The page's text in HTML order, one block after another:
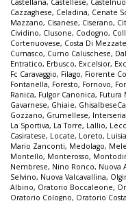
Castellana, Castellese,
Cazzaghese, Celadina, Cenate
Mazzano, Cisanese, Ciserano,
Cividino, Clusone, Codogno,
Cortenuovese, Costa Di Mezzate
Curnasco, Curno Caluschese,
Entratico, Erbusco, Excelsior,
Fc Caravaggio, Filago, Fiorente
Fontanella, Foresto, Fornovo,
Ranica, Fulgor Canonica, Futura
Gavarnese, Ghiaie,
Gozzano, Grumellese,
La Sportiva, La Torre, Lallio,
Casiratese, Locate, Loreto,
Mario Zanconti, Medolago,
Montello, Monterosso,
Nembrese, Nino Ronco, Nuova
Selvino, Nuova Valcavallina,
Albino, Oratorio Boccaleone,
Oratorio Cologno, Oratorio